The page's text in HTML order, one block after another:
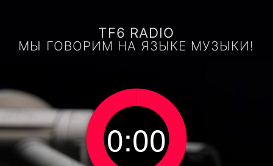
TF6 RADIO
МЫ ГОВОРИМ НА ЯЗЫКЕ МУЗЫКИ!
0:00